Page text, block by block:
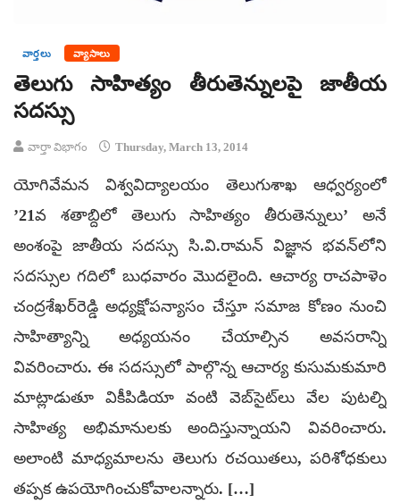
వార్తలు వ్యాసాలు
తెలుగు సాహిత్యం తీరుతెన్నులపై జాతీయ
సదస్సు
వార్తా విభాగం Thursday, March 13, 2014
యోగివేమన విశ్వవిద్యాలయం తెలుగుశాఖ ఆధ్వర్యంలో
’21వ శతాబ్దిలో తెలుగు సాహిత్యం తీరుతెన్నులు’ అనే
అంశంపై జాతీయ సదస్సు సి.వి.రామన్ విజ్ఞాన భవన్‌లోని
సదస్సుల గదిలో బుధవారం మొదలైంది. ఆచార్య రాచపాళెం
చంద్రశేఖర్‌రెడ్డి అధ్యక్షోపన్యాసం చేస్తూ సమాజ కోణం నుంచి
సాహిత్యాన్ని అధ్యయనం చేయాల్సిన అవసరాన్ని
వివరించారు. ఈ సదస్సులో పాల్గొన్న ఆచార్య కుసుమకుమారి
మాట్లాడుతూ వికీపిడియా వంటి వెబ్‌సైట్‌లు వేల పుటల్ని
సాహిత్య అభిమానులకు అందిస్తున్నాయని వివరించారు.
అలాంటి మాధ్యమాలను తెలుగు రచయితలు, పరిశోధకులు
తప్పక ఉపయోగించుకోవాలన్నారు. […]